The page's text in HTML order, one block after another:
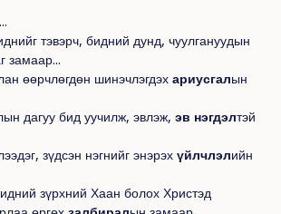
тэвэрч, бидний дунд, чуулгануудын
өөрчлөгдөн шинэчлэгдэхариусгалын
дагуу бид уучилж, эвлэж,эв нэгдэлтэй
зүдсэн нэгнийг энэрэхүйлчлэлийн
зүрхний Хаан болох Христэд
өргөхзалбиралын замаар...